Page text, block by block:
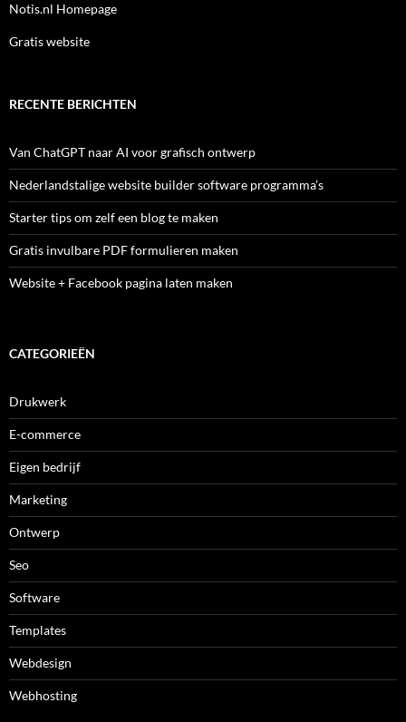
Notis.nl Homepage
Gratis website
RECENTE BERICHTEN
Van ChatGPT naar AI voor grafisch ontwerp
Nederlandstalige website builder software programma’s
Starter tips om zelf een blog te maken
Gratis invulbare PDF formulieren maken
Website + Facebook pagina laten maken
CATEGORIEËN
Drukwerk
E-commerce
Eigen bedrijf
Marketing
Ontwerp
Seo
Software
Templates
Webdesign
Webhosting